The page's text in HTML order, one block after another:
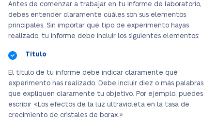
Antes de comenzar a trabajar en tu informe de laboratorio,
debes entender claramente cuáles son sus elementos
principales. Sin importar qué tipo de experimento hayas
realizado, tu informe debe incluir los siguientes elementos:
Título
El título de tu informe debe indicar claramente qué
experimento has realizado. Debe incluir diez o más palabras
que expliquen claramente tu objetivo. Por ejemplo, puedes
escribir «Los efectos de la luz ultravioleta en la tasa de
crecimiento de cristales de borax.»